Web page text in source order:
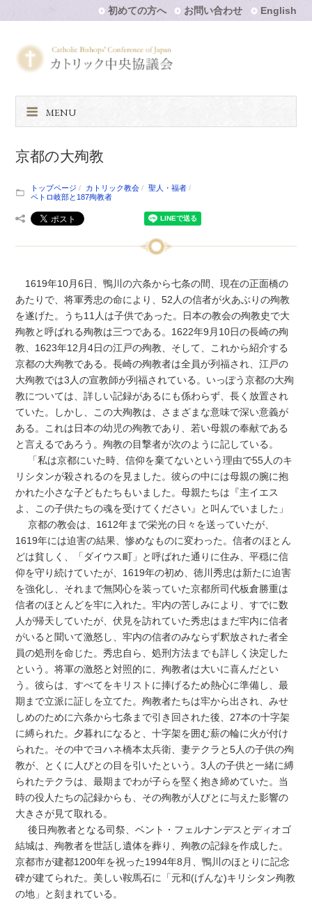
初めての方へ お問い合わせ English
MENU
京都の大殉教
トップページ カトリック教会
聖人・福者
ペトロ岐部と187殉教者
1619年10月6日、鴨川の六条から七条の間、現在の正面橋の
あたりで、将軍秀忠の命により、52人の信者が火あぶりの殉教
を遂げた。うち11人は子供であった。日本の教会の殉教史で大
殉教と呼ばれる殉教は三つである。1622年9月10日の長崎の殉
教、1623年12月4日の江戸の殉教、そして、これから紹介する
京都の大殉教である。長崎の殉教者は全員が列福され、江戸の
大殉教では3人の宣教師が列福されている。いっぽう京都の大殉
教については、詳しい記録があるにも係わらず、長く放置され
ていた。しかし、この大殉教は、さまざまな意味で深い意義が
ある。これは日本の幼児の殉教であり、若い母親の奉献である
と言えるであろう。殉教の目撃者が次のように記している。
「私は京都にいた時、信仰を棄てないという理由で55人のキ
リシタンが殺されるのを見ました。彼らの中には母親の腕に抱
かれた小さな子どもたちもいました。母親たちは『主イエス
よ、この子供たちの魂を受けてください』と叫んでいました」
京都の教会は、1612年まで栄光の日々を送っていたが、
1619年には迫害の結果、惨めなものに変わった。信者のほとん
どは貧しく、「ダイウス町」と呼ばれた通りに住み、平穏に信
仰を守り続けていたが、1619年の初め、徳川秀忠は新たに迫害
を強化し、それまで無関心を装っていた京都所司代板倉勝重は
信者のほとんどを牢に入れた。牢内の苦しみにより、すでに数
人が帰天していたが、伏見を訪れていた秀忠はまだ牢内に信者
がいると聞いて激怒し、牢内の信者のみならず釈放された者全
員の処刑を命じた。秀忠自ら、処刑方法までも詳しく決定した
という。将軍の激怒と対照的に、殉教者は大いに喜んだとい
う。彼らは、すべてをキリストに捧げるため熱心に準備し、最
期まで立派に証しを立てた。殉教者たちは牢から出され、みせ
しめのために六条から七条まで引き回された後、27本の十字架
に縛られた。夕暮れになると、十字架を囲む薪の輪に火が付け
られた。その中でヨハネ橋本太兵衛、妻テクラと5人の子供の殉
教が、とくに人びとの目を引いたという。3人の子供と一緒に縛
られたテクラは、最期までわが子らを堅く抱き締めていた。当
時の役人たちの記録からも、その殉教が人びとに与えた影響の
大きさが見て取れる。
後日殉教者となる司祭、ベント・フェルナンデスとディオゴ
結城は、殉教者を世話し遺体を葬り、殉教の記録を作成した。
京都市が建都1200年を祝った1994年8月、鴨川のほとりに記念
碑が建てられた。美しい鞍馬石に「元和(げんな)キリシタン殉教
の地」と刻まれている。